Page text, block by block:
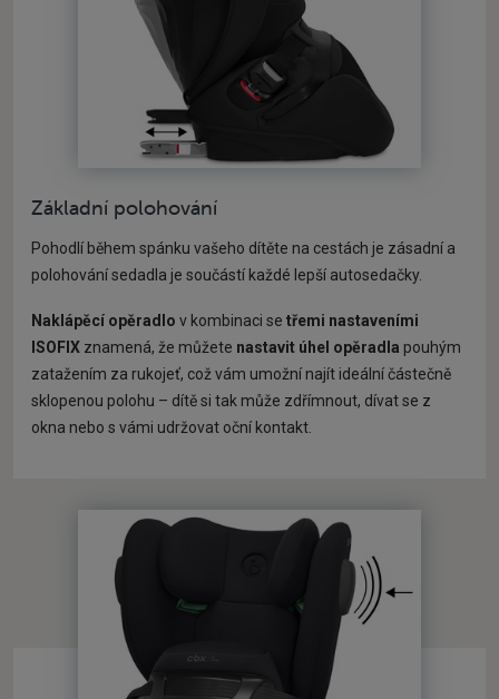
Základní polohování
Pohodlí během spánku vašeho dítěte na cestách je zásadní a
polohování sedadla je součástí každé lepší autosedačky.
Naklápěcí opěradlo v kombinaci se třemi nastaveními
ISOFIX znamená, že můžete nastavit úhel opěradla pouhým
zatažením za rukojeť, což vám umožní najít ideální částečně
sklopenou polohu – dítě si tak může zdřímnout, dívat se z
okna nebo s vámi udržovat oční kontakt.